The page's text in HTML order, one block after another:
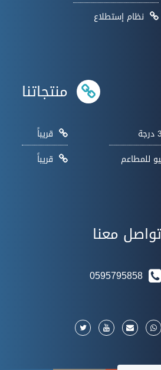
نظام إستطلاع
للمطاعم
منتجاتنا
قريباً
قريباً
تواصل معنا
0595795858